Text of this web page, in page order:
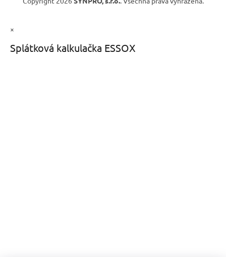
×
Splátková kalkulačka ESSOX